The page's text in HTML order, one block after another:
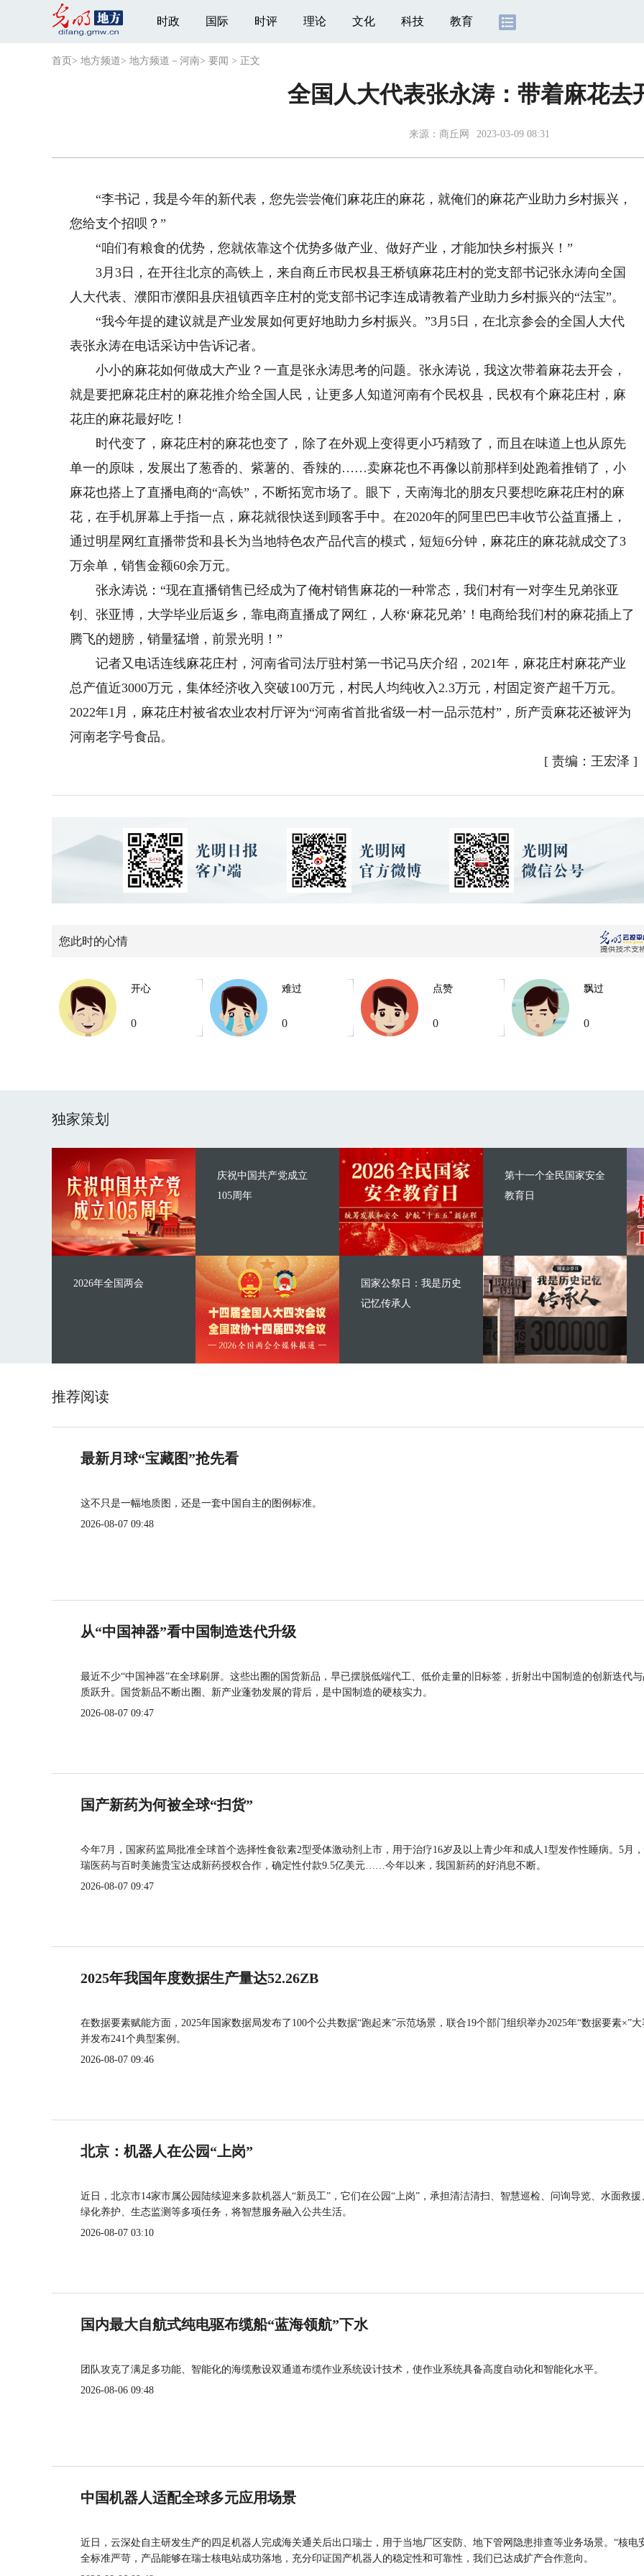
时政 国际 时评 理论 文化 科技 教育
首页 > 地方频道> 地方频道－河南> 要闻 > 正文
全国人大代表张永涛：带着麻花去
来源： 商丘网 2023-03-09 08:31
“李书记，我是今年的新代表，您先尝尝俺们麻花庄的麻花，就俺们的麻花产业助力乡村振兴，
您给支个招呗？”
“咱们有粮食的优势，您就依靠这个优势多做产业、做好产业，才能加快乡村振兴！”
3月3日，在开往北京的高铁上，来自商丘市民权县王桥镇麻花庄村的党支部书记张永涛向全国
人大代表、濮阳市濮阳县庆祖镇西辛庄村的党支部书记李连成请教着产业助力乡村振兴的“法宝”。
“我今年提的建议就是产业发展如何更好地助力乡村振兴。”3月5日，在北京参会的全国人大代
表张永涛在电话采访中告诉记者。
小小的麻花如何做成大产业？一直是张永涛思考的问题。张永涛说，我这次带着麻花去开会，
就是要把麻花庄村的麻花推介给全国人民，让更多人知道河南有个民权县，民权有个麻花庄村，麻
花庄的麻花最好吃！
时代变了，麻花庄村的麻花也变了，除了在外观上变得更小巧精致了，而且在味道上也从原先
单一的原味，发展出了葱香的、紫薯的、香辣的……卖麻花也不再像以前那样到处跑着推销了，小
麻花也搭上了直播电商的“高铁”，不断拓宽市场了。眼下，天南海北的朋友只要想吃麻花庄村的麻
花，在手机屏幕上手指一点，麻花就很快送到顾客手中。在2020年的阿里巴巴丰收节公益直播上，
通过明星网红直播带货和县长为当地特色农产品代言的模式，短短6分钟，麻花庄的麻花就成交了3
万余单，销售金额60余万元。
张永涛说：“现在直播销售已经成为了俺村销售麻花的一种常态，我们村有一对孪生兄弟张亚
钊、张亚博，大学毕业后返乡，靠电商直播成了网红，人称‘麻花兄弟’！电商给我们村的麻花插上了
腾飞的翅膀，销量猛增，前景光明！”
记者又电话连线麻花庄村，河南省司法厅驻村第一书记马庆介绍，2021年，麻花庄村麻花产业
总产值近3000万元，集体经济收入突破100万元，村民人均纯收入2.3万元，村固定资产超千万元。
2022年1月，麻花庄村被省农业农村厅评为“河南省首批省级一村一品示范村”，所产贡麻花还被评为
河南老字号食品。
[ 责编：王宏泽 ]
您此时的心情
开心
0
难过
0
点赞
0
飘过
0
独家策划
庆祝中国共产党成立
105周年
2026年全国两会
第十一个全民国家安全
教育日
国家公祭日：我是历史
记忆传承人
推荐阅读
最新月球“宝藏图”抢先看
这不只是一幅地质图，还是一套中国自主的图例标准。
2026-08-07 09:48
从“中国神器”看中国制造迭代升级
最近不少“中国神器”在全球刷屏。这些出圈的国货新品，早已摆脱低端代工、低价走量的旧标签，折射出中国制造的创新迭代
质跃升。国货新品不断出圈、新产业蓬勃发展的背后，是中国制造的硬核实力。
2026-08-07 09:47
国产新药为何被全球“扫货”
今年7月，国家药监局批准全球首个选择性食欲素2型受体激动剂上市，用于治疗16岁及以上青少年和成人1型发作性睡病。5月
瑞医药与百时美施贵宝达成新药授权合作，确定性付款9.5亿美元……今年以来，我国新药的好消息不断。
2026-08-07 09:47
2025年我国年度数据生产量达52.26ZB
在数据要素赋能方面，2025年国家数据局发布了100个公共数据“跑起来”示范场景，联合19个部门组织举办2025年“数据要素×”大
并发布241个典型案例。
2026-08-07 09:46
北京：机器人在公园“上岗”
近日，北京市14家市属公园陆续迎来多款机器人“新员工”，它们在公园“上岗”，承担清洁清扫、智慧巡检、问询导览、水面救援
绿化养护、生态监测等多项任务，将智慧服务融入公共生活。
2026-08-07 03:10
国内最大自航式纯电驱布缆船“蓝海领航”下水
团队攻克了满足多功能、智能化的海缆敷设双通道布缆作业系统设计技术，使作业系统具备高度自动化和智能化水平。
2026-08-06 09:48
中国机器人适配全球多元应用场景
近日，云深处自主研发生产的四足机器人完成海关通关后出口瑞士，用于当地厂区安防、地下管网隐患排查等业务场景。“核电
全标准严苛，产品能够在瑞士核电站成功落地，充分印证国产机器人的稳定性和可靠性，我们已达成扩产合作意向。